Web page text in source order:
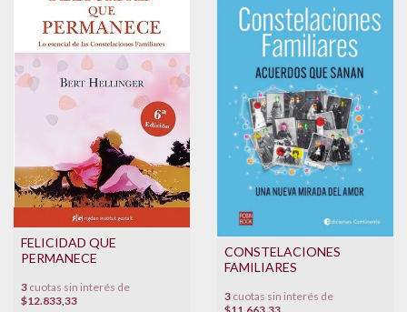
FELICIDAD QUE
PERMANECE
3 cuotas sin interés de
$12.833,33
CONSTELACIONES
FAMILIARES
3 cuotas sin interés de